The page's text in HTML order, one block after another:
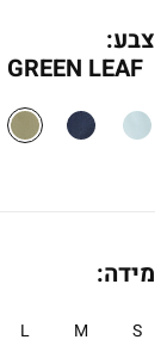
צבע:
GREEN LEAF
מידה:
S
M
L